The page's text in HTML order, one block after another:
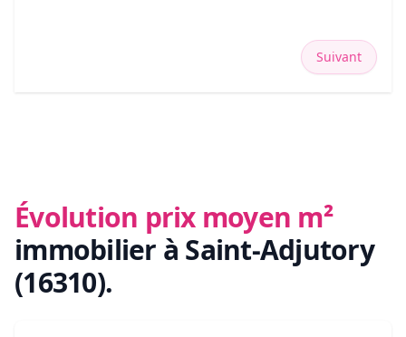
Suivant
Évolution prix moyen m²
immobilier à Saint-Adjutory
(16310).